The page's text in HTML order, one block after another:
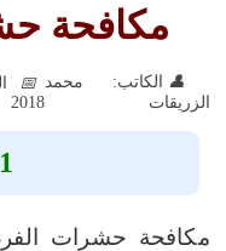
مكافحة
الكاتب: محمد
الزريقات
2018
مكافحة حشرات